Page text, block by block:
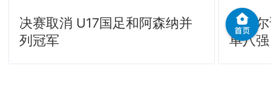
决赛取消 U17国足和阿森纳并
列冠军
霍达
单八强